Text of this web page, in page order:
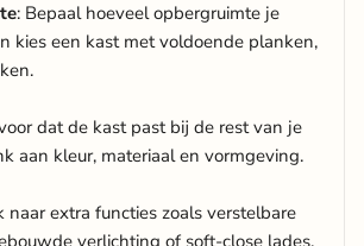
: Bepaal hoeveel opbergruimte je
kies een kast met voldoende planken,
dat de kast past bij de rest van je
aan kleur, materiaal en vormgeving.
naar extra functies zoals verstelbare
verlichting of soft-close lades.